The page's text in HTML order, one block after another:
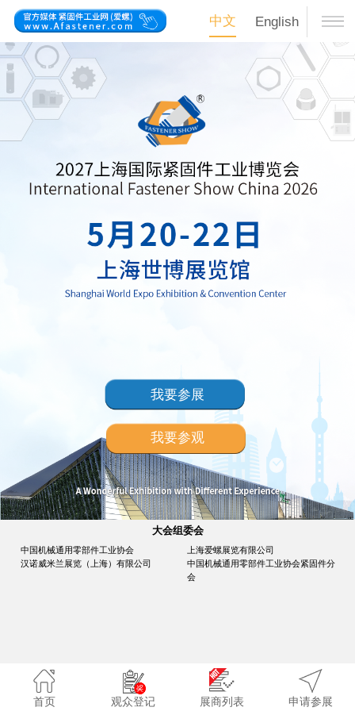
中文 English
我要参展
我要参观
大会组委会
中国机械通用零部件工业协会
上海爱螺展览有限公司
汉诺威米兰展览（上海）有限公司
中国机械通用零部件工业协会紧固件分
会
首页 观众登记 展商列表 申请参展